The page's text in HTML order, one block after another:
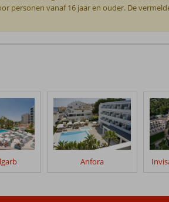
personen vanaf 16 jaar en ouder. De
Anfora